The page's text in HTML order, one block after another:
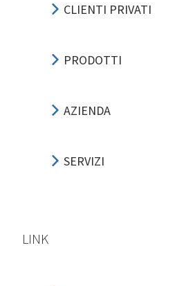
CLIENTI PRIVATI
PRODOTTI
AZIENDA
SERVIZI
LINK